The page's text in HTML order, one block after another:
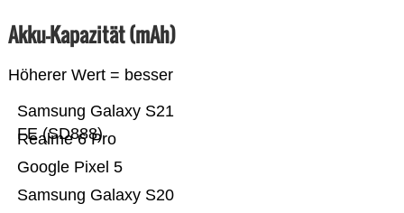
Akku-Kapazität (mAh)
Höherer Wert = besser
Samsung Galaxy S20
Google Pixel 5
Realme 6 Pro
Samsung Galaxy S21
FE (SD888)